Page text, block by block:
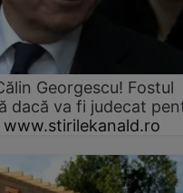
Georgescu! Fostul
dacă va fi judecat
www.stirilekanald.ro